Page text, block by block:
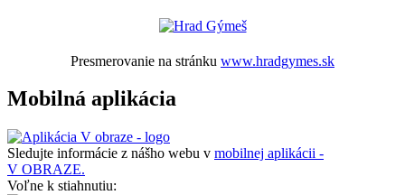
Presmerovanie na stránku www.hradgymes.sk
Mobilná aplikácia
Sledujte informácie z nášho webu v mobilnej aplikácii -
V OBRAZE.
Voľne k stiahnutiu: